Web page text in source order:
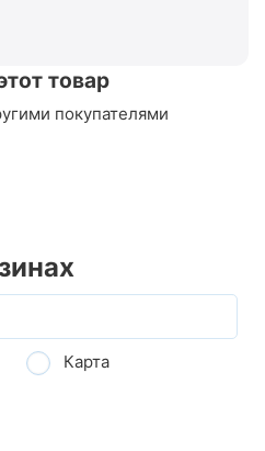
товар
покупателями
Карта